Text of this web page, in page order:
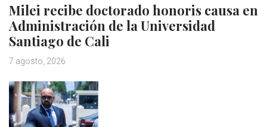
Milei recibe doctorado honoris causa en
Administración de la Universidad
Santiago de Cali
7 agosto, 2026